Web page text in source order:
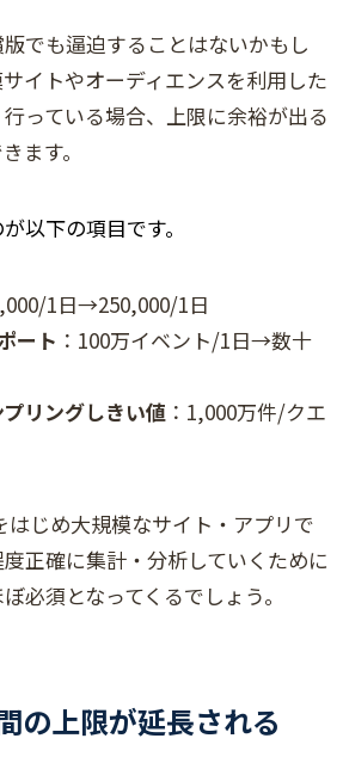
でも逼迫することはないかもし
イトやオーディエンスを利用した
っている場合、上限に余裕が出る
ます。
以下の項目です。
1日→250,000/1日
ート ：100万イベント/1日→数十
リングしきい値 ：1,000万件/クエ
はじめ大規模なサイト・アプリで
正確に集計・分析していくために
必須となってくるでしょう。
の上限が延長される